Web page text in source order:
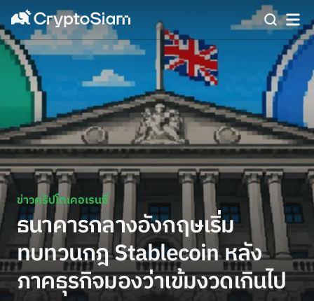
ข่าวคริปโตเคอเรนซี่
ธนาคารกลางอังกฤษเริ่ม
ทบทวนกฎ Stablecoin หลัง
ภาคธุรกิจมองว่าเข้มงวดเกินไป